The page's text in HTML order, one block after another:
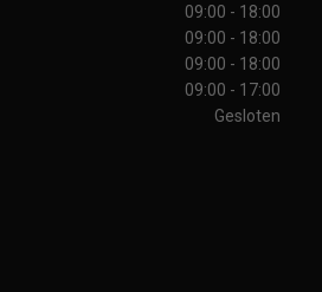
09:00 - 18:00
09:00 - 18:00
09:00 - 18:00
09:00 - 17:00
Gesloten